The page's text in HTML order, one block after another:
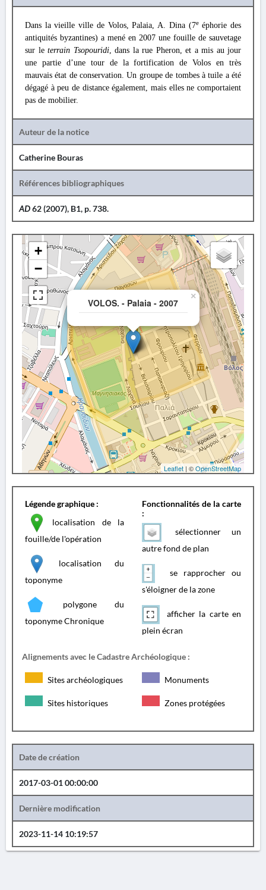
Dans la vieille ville de Volos, Palaia, A. Dina (7eéphorie des
antiquités byzantines) a mené en 2007 une fouille de sauvetage
sur le terrain Tsopouridi, dans la rue Pheron, et a mis au jour
une partie d’une tour de la fortification de Volos en très
mauvais état de conservation. Un groupe de tombes à tuile a été
dégagé à peu de distance également, mais elles ne comportaient
pas de mobilier.
Auteur de la notice
Catherine Bouras
Références bibliographiques
AD62 (2007), B1, p. 738.
VOLOS. - Palaia - 2007
×
+
−
Leaflet | ©OpenStreetMap
Légende graphique :
localisation de la
fouille/de l'opération
localisation du
toponyme
polygone du
toponyme Chronique
Fonctionnalités de la carte
:
sélectionner un
autre fond de plan
se rapprocher ou
s'éloigner de la zone
afficher la carte en
plein écran
Alignements avec le Cadastre Archéologique :
Sites archéologiques Monuments
Sites historiques Zones protégées
Date de création
2017-03-01 00:00:00
Dernière modification
2023-11-14 10:19:57